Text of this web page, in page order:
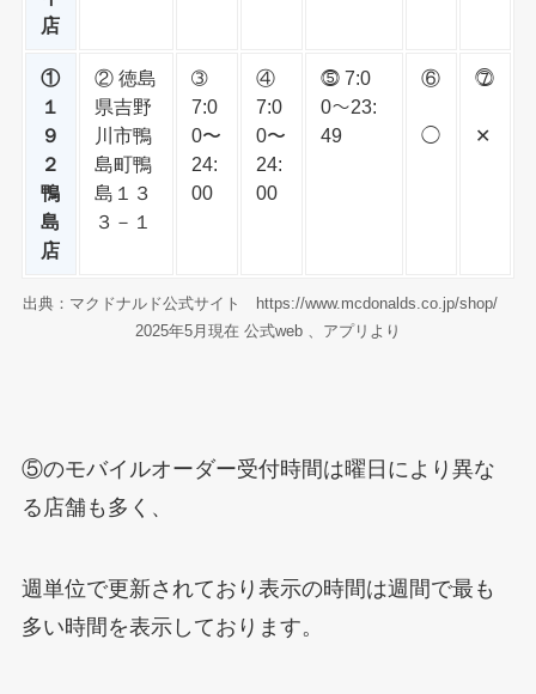
店
①
１
９
２
鴨
島
店
② 徳島
県吉野
川市鴨
島町鴨
島１３
３－１
➂
7:0
0〜
24:
00
④
7:0
0〜
24:
00
⓹ 7:0
0〜23:
49
⑥
◯
⓻
✕
出典：マクドナルド公式サイト https://www.mcdonalds.co.jp/shop/
2025年5月現在 公式web 、アプリより
⑤のモバイルオーダー受付時間は曜日により異な
る店舗も多く、
週単位で更新されており表示の時間は週間で最も
多い時間を表示しております。